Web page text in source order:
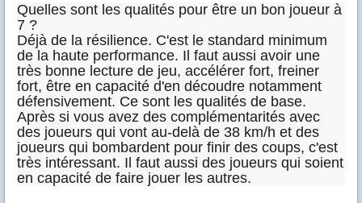
Quelles sont les qualités pour être un bon joueur à
7 ?
Déjà de la résilience. C'est le standard minimum
de la haute performance. Il faut aussi avoir une
très bonne lecture de jeu, accélérer fort, freiner
fort, être en capacité d'en découdre notamment
défensivement. Ce sont les qualités de base.
Après si vous avez des complémentarités avec
des joueurs qui vont au-delà de 38 km/h et des
joueurs qui bombardent pour finir des coups, c'est
très intéressant. Il faut aussi des joueurs qui soient
en capacité de faire jouer les autres.